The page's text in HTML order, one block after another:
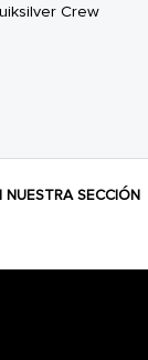
Crew
SECCIÓN